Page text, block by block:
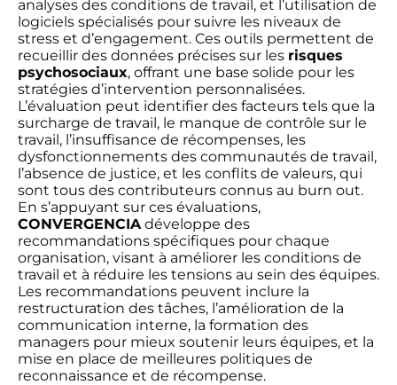
analyses des conditions de travail, et l’utilisation de
logiciels spécialisés pour suivre les niveaux de
stress et d’engagement. Ces outils permettent de
recueillir des données précises sur les risques
psychosociaux, offrant une base solide pour les
stratégies d’intervention personnalisées.
L’évaluation peut identifier des facteurs tels que la
surcharge de travail, le manque de contrôle sur le
travail, l’insuffisance de récompenses, les
dysfonctionnements des communautés de travail,
l’absence de justice, et les conflits de valeurs, qui
sont tous des contributeurs connus au burn out.
En s’appuyant sur ces évaluations,
CONVERGENCIA développe des
recommandations spécifiques pour chaque
organisation, visant à améliorer les conditions de
travail et à réduire les tensions au sein des équipes.
Les recommandations peuvent inclure la
restructuration des tâches, l’amélioration de la
communication interne, la formation des
managers pour mieux soutenir leurs équipes, et la
mise en place de meilleures politiques de
reconnaissance et de récompense.